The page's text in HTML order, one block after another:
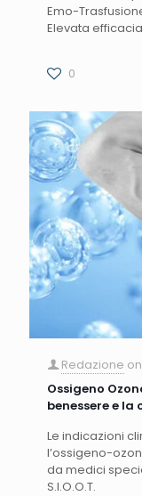
Emo-
Elevata
0
Redazione on
Ossigeno
benessere e la
Le indicazioni
l’ossigeno-
da medici
S.I.O.O.T.